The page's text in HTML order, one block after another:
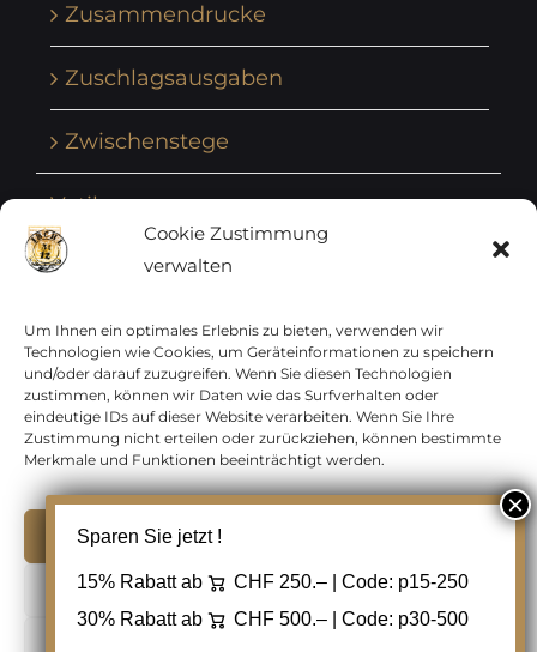
Cookie Zustimmung
verwalten
Um Ihnen ein optimales Erlebnis zu bieten, verwenden wir
Technologien wie Cookies, um Geräteinformationen zu speichern
und/oder darauf zuzugreifen. Wenn Sie diesen Technologien
zustimmen, können wir Daten wie das Surfverhalten oder
eindeutige IDs auf dieser Website verarbeiten. Wenn Sie Ihre
Zustimmung nicht erteilen oder zurückziehen, können bestimmte
Merkmale und Funktionen beeinträchtigt werden.
Ablehnen
Zusammendrucke
Zuschlagsausgaben
Zwischenstege
Vatikan
Vereinte Nationen
Vorphilatelie
Zensurbelege Österreich
Zensurbelege Schweiz
Copyright 2012 - 2024 URAY GmbH | All Rights
Reserved |
PCI Data Security Standards |
Sparen Sie jetzt !
15% Rabatt ab CHF 250.– | Code: p15-250
30% Rabatt ab
CHF 500.– | Code: p30-500